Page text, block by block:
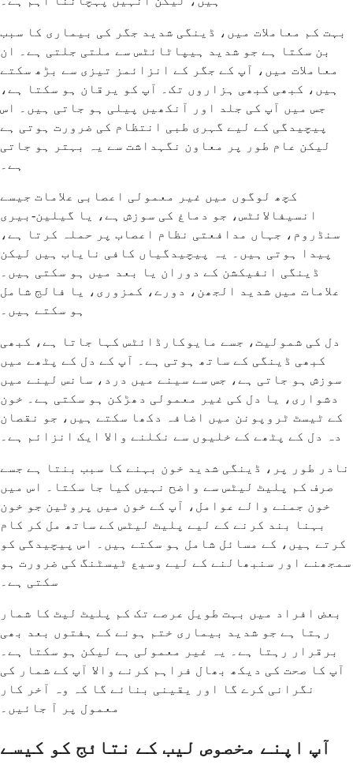
بہت کم معاملات میں، ڈینگی شدید جگر کی بیماری کا سبب
بن سکتا ہے جو شدید ہیپاٹائٹس سے ملتی جلتی ہے۔ ان
معاملات میں، آپ کے جگر کے انزائمز تیزی سے بڑھ سکتے
ہیں، کبھی کبھی ہزاروں تک۔ آپ کو یرقان ہو سکتا ہے،
جس میں آپ کی جلد اور آنکھیں پیلی ہو جاتی ہیں۔ اس
پیچیدگی کے لیے گہری طبی انتظام کی ضرورت ہوتی ہے
لیکن عام طور پر معاون نگہداشت سے یہ بہتر ہو جاتی
ہے۔
کچھ لوگوں میں غیر معمولی اعصابی علامات جیسے
انسیفالائٹس، جو دماغ کی سوزش ہے، یا گیلین-بیری
سنڈروم، جہاں مدافعتی نظام اعصاب پر حملہ کرتا ہے،
پیدا ہوتی ہیں۔ یہ پیچیدگیاں کافی نایاب ہیں لیکن
ڈینگی انفیکشن کے دوران یا بعد میں ہو سکتی ہیں۔
علامات میں شدید الجھن، دورے، کمزوری، یا فالج شامل
ہو سکتے ہیں۔
دل کی شمولیت، جسے مایوکارڈائٹس کہا جاتا ہے، کبھی
کبھی ڈینگی کے ساتھ ہوتی ہے۔ آپ کے دل کے پٹھے میں
سوزش ہو جاتی ہے، جس سے سینے میں درد، سانس لینے میں
دشواری، یا دل کی غیر معمولی دھڑکن ہو سکتی ہے۔ خون
کے ٹیسٹ ٹروپونن میں اضافہ دکھا سکتے ہیں، جو نقصان
دہ دل کے پٹھے کے خلیوں سے نکلنے والا ایک انزائم ہے۔
نادر طور پر، ڈینگی شدید خون بہنے کا سبب بنتا ہے جسے
صرف کم پلیٹ لیٹس سے واضح نہیں کیا جا سکتا۔ اس میں
خون جمنے والے عوامل، آپ کے خون میں پروٹین جو خون
بہنا بند کرنے کے لیے پلیٹ لیٹس کے ساتھ مل کر کام
کرتے ہیں، کے مسائل شامل ہو سکتے ہیں۔ اس پیچیدگی کو
سمجھنے اور سنبھالنے کے لیے وسیع ٹیسٹنگ کی ضرورت ہو
سکتی ہے۔
بعض افراد میں بہت طویل عرصے تک کم پلیٹ لیٹ کا شمار
رہتا ہے جو شدید بیماری ختم ہونے کے ہفتوں بعد بھی
برقرار رہتا ہے۔ یہ غیر معمولی ہے لیکن ہو سکتا ہے۔
آپ کا صحت کی دیکھ بھال فراہم کرنے والا آپ کے شمار کی
نگرانی کرے گا اور یقینی بنائے گا کہ وہ آخر کار
معمول پر آ جائیں۔
آپ اپنے مخصوص لیب کے نتائج کو کیسے